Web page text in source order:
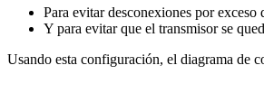
Para evitar desconexiones por
Y para evitar que el transmisor se
Usando esta configuración, el diagrama de